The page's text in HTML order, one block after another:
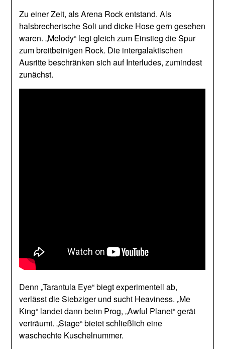
Zu einer Zeit, als Arena Rock entstand. Als
halsbrecherische Soli und dicke Hose gern gesehen
waren. „Melody“ legt gleich zum Einstieg die Spur
zum breitbeinigen Rock. Die intergalaktischen
Ausritte beschränken sich auf Interludes, zumindest
zunächst.
Denn „Tarantula Eye“ biegt experimentell ab,
verlässt die Siebziger und sucht Heaviness. „Me
King“ landet dann beim Prog, „Awful Planet“ gerät
verträumt. „Stage“ bietet schließlich eine
waschechte Kuschelnummer.